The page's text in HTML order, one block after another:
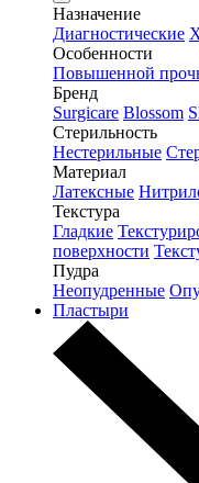
Назначение
Диагностические
Особенности
Повышенной
Бренд
Surgicare Blossom
Стерильность
Нестерильные
Материал
Латексные
Текстура
Гладкие
поверхности
Пудра
Неопудренные
Пластыри